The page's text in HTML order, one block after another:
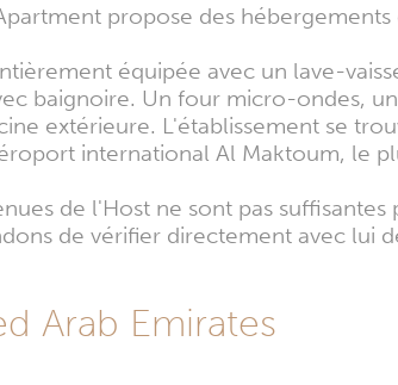
propose des
équipée avec un lave-
baignoire. Un four micro-ondes,
extérieure. L'établissement se
international Al Maktoum, le
de l'Host ne sont pas
de vérifier directement avec lui
Arab Emirates